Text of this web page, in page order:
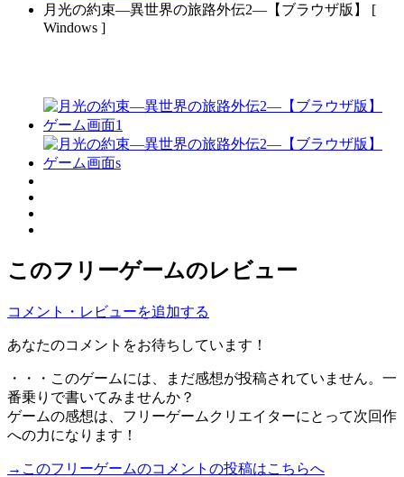
月光の約束―異世界の旅路外伝2―【ブラウザ版】 [
Windows ]
このフリーゲームのレビュー
コメント・レビューを追加する
あなたのコメントをお待ちしています！
・・・このゲームには、まだ感想が投稿されていません。一
番乗りで書いてみませんか？
ゲームの感想は、フリーゲームクリエイターにとって次回作
への力になります！
→このフリーゲームのコメントの投稿はこちらへ